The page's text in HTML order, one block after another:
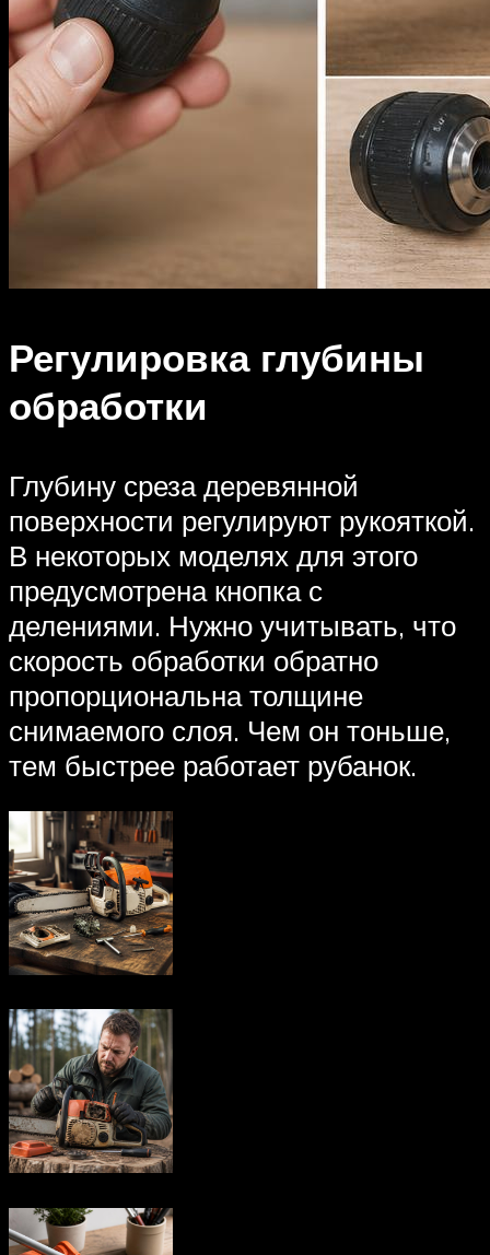
Регулировка глубины
обработки
Глубину среза деревянной
поверхности регулируют рукояткой.
В некоторых моделях для этого
предусмотрена кнопка с
делениями. Нужно учитывать, что
скорость обработки обратно
пропорциональна толщине
снимаемого слоя. Чем он тоньше,
тем быстрее работает рубанок.